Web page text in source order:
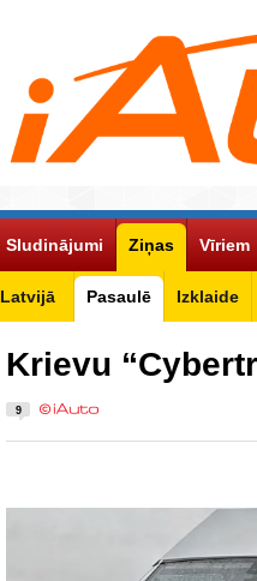
Sludinājumi Ziņas
Latvijā Pasaulē Izklaide
Vīriem
Krievu
9